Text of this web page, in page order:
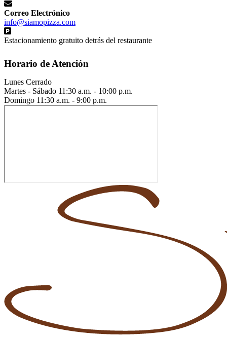
Correo Electrónico
info@siamopizza.com
Estacionamiento gratuito detrás del restaurante
Horario de Atención
Lunes Cerrado
Martes - Sábado 11:30 a.m. - 10:00 p.m.
Domingo 11:30 a.m. - 9:00 p.m.